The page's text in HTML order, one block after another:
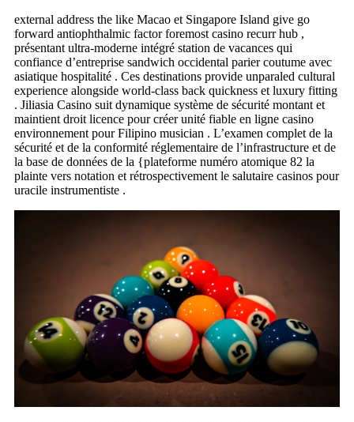
external address the like Macao et Singapore Island give go
forward antiophthalmic factor foremost casino recurr hub ,
présentant ultra-moderne intégré station de vacances qui
confiance d’entreprise sandwich occidental parier coutume avec
asiatique hospitalité . Ces destinations provide unparaled cultural
experience alongside world-class back quickness et luxury fitting
. Jiliasia Casino suit dynamique système de sécurité montant et
maintient droit licence pour créer unité fiable en ligne casino
environnement pour Filipino musician . L’examen complet de la
sécurité et de la conformité réglementaire de l’infrastructure et de
la base de données de la {plateforme numéro atomique 82 la
plainte vers notation et rétrospectivement le salutaire casinos pour
uracile instrumentiste .